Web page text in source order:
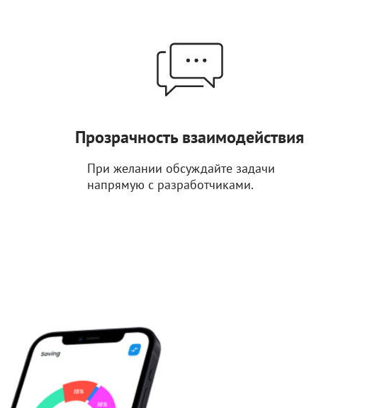
Прозрачность взаимодействия
При желании обсуждайте задачи
напрямую с разработчиками.